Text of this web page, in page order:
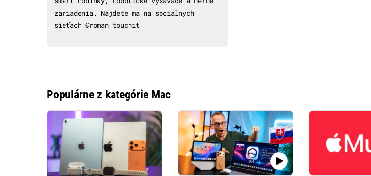
zariadenia. Nájdete ma na sociálnych
sieťach @roman_touchit
Populárne z kategórie Mac